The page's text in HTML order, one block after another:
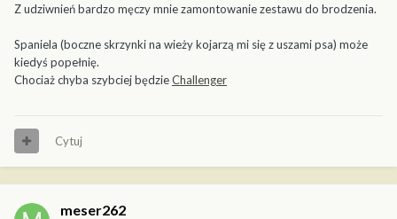
Z udziwnień bardzo męczy mnie zamontowanie zestawu do brodzenia.
Spaniela (boczne skrzynki na wieży kojarzą mi się z uszami psa) może
kiedyś popełnię.
Chociaż chyba szybciej będzieChallenger
Cytuj
meser262